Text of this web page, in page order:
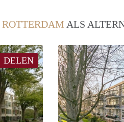
ROTTERDAM ALS
DELEN